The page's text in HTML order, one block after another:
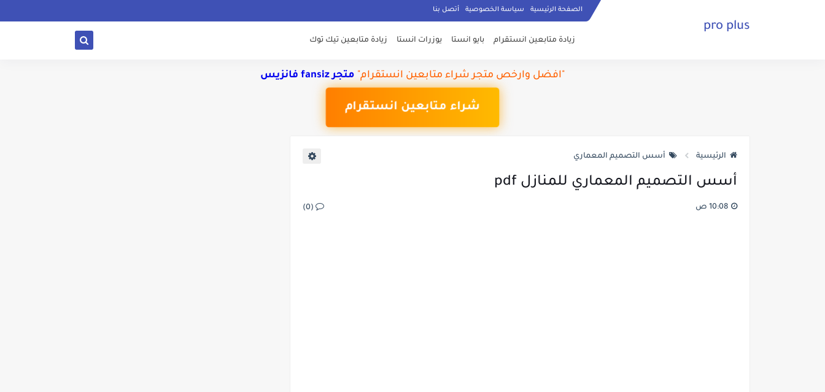
الصفحة الرئيسية سياسة الخصوصية أتصل بنا
pro plus
زيادة متابعين انستقرام بايو انستا يوزرات انستا زيادة متابعين تيك توك
"افضل وارخص متجر شراء متابعين انستقرام" متجر fansiz فانزيس
شراء متابعين انستقرام
الرئيسية أسس التصميم المعماري
أسس التصميم المعماري للمنازل pdf
(0)